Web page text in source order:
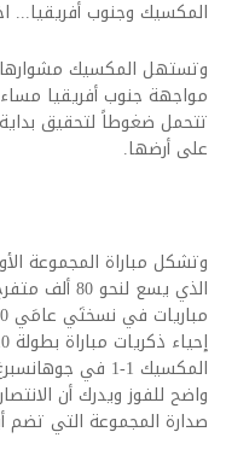
المكسيك وجنوب أفريقيا...
وتستهل المكسيك
تتحمل ضغوطاً لتحقيق
على أرضها.
وتشكل مباراة المجموعة
الذي يسع
المكسيك 1-1 في
واضح للفوز ويدرك أن
صدارة المجموعة التي تضم